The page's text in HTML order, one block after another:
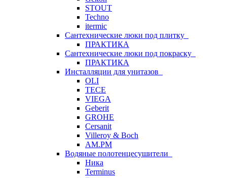
STOUT
Techno
itermic
Сантехнические люки под плитку
ПРАКТИКА
Сантехнические люки под покраску
ПРАКТИКА
Инсталляции для унитазов
OLI
TECE
VIEGA
Geberit
GROHE
Cersanit
Villeroy & Boch
AM.PM
Водяные полотенцесушители
Ника
Terminus